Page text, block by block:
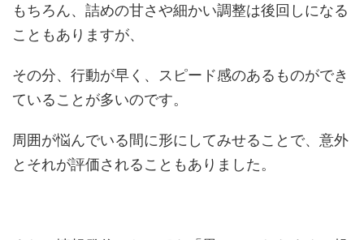
もちろん、詰めの甘さや細かい調整は後回しになる
こともありますが、
その分、行動が早く、スピード感のあるものができ
ていることが多いのです。
周囲が悩んでいる間に形にしてみせることで、意外
とそれが評価されることもありました。